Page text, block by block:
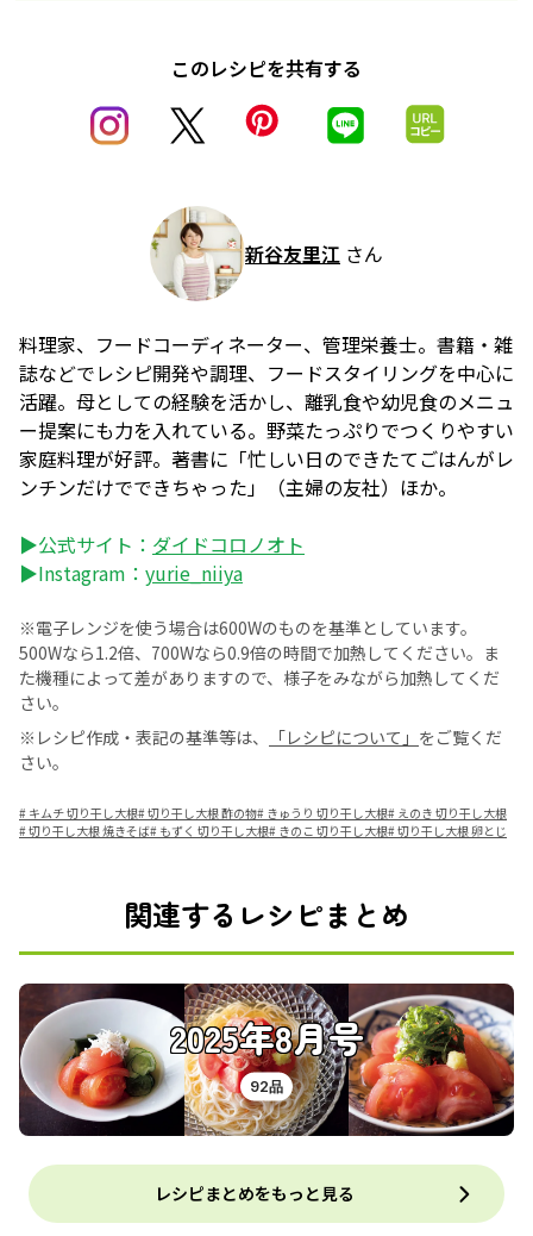
このレシピを共有する
新谷友里江 さん
料理家、フードコーディネーター、管理栄養士。書籍・雑
誌などでレシピ開発や調理、フードスタイリングを中心に
活躍。母としての経験を活かし、離乳食や幼児食のメニュ
ー提案にも力を入れている。野菜たっぷりでつくりやすい
家庭料理が好評。著書に「忙しい日のできたてごはんがレ
ンチンだけでできちゃった」（主婦の友社）ほか。
▶公式サイト： ダイドコロノオト
▶Instagram： yurie_niiya
※電子レンジを使う場合は600Wのものを基準としています。
500Wなら1.2倍、700Wなら0.9倍の時間で加熱してください。ま
た機種によって差がありますので、様子をみながら加熱してくだ
さい。
※レシピ作成・表記の基準等は、
「レシピについて」 をご覧くだ
さい。
# キムチ 切り干し大根#切り干し大根 酢の物# きゅうり 切り干し大根# えのき 切り干し大根
#切り干し大根 焼きそば# もずく 切り干し大根# きのこ 切り干し大根#切り干し大根 卵とじ
関連するレシピまとめ
2025年8月号
92品
レシピまとめをもっと見る